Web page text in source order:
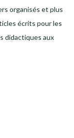
organisés et plus
écrits pour les
didactiques aux